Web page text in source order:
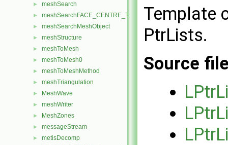
► meshSearch
► meshSearchFACE_CENTRE_TRISMeshObject
► meshSearchMeshObject
► meshStructure
► meshToMesh
► meshToMesh0
► meshToMeshMethod
► meshTriangulation
► MeshWave
► meshWriter
► MeshZones
► messageStream
► metisDecomp
Template
PtrLists.
Source